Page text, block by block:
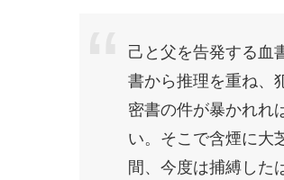
己と父を告発する血
書から推理を重ね、
密書の件が暴かれれ
い。そこで含煙に大
間、今度は捕縛した